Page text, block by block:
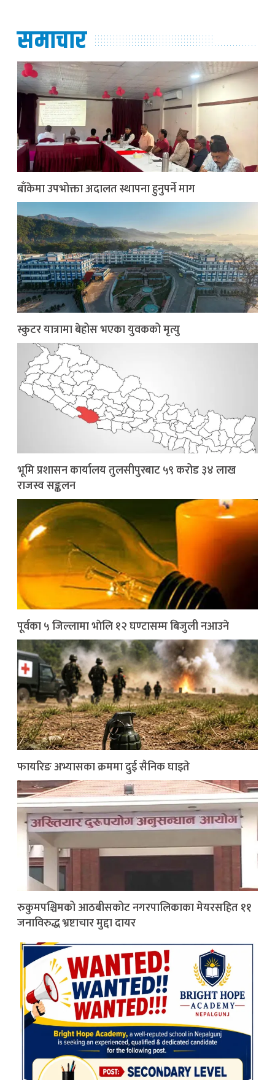
समाचार
बाँकेमा उपभोक्ता अदालत स्थापना हुनुपर्ने माग
स्कुटर यात्रामा बेहोस भएका युवकको मृत्यु
भूमि प्रशासन कार्यालय तुलसीपुरबाट ५९ करोड ३४ लाख
राजस्व सङ्कलन
पूर्वका ५ जिल्लामा भाेलि १२ घण्टासम्म बिजुली नआउने
फायरिङ अभ्यासका क्रममा दुई सैनिक घाइते
रुकुमपश्चिमको आठबीसकोट नगरपालिकाका मेयरसहित ११
जनाविरुद्ध भ्रष्टाचार मुद्दा दायर